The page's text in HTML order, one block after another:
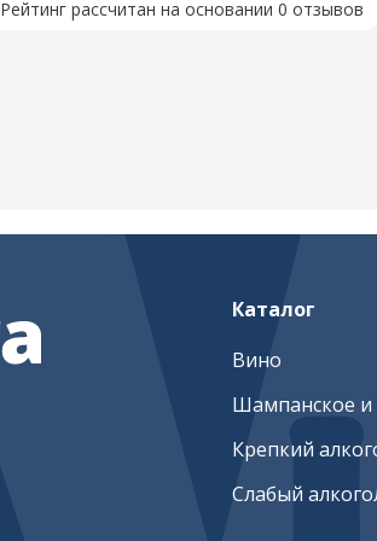
Рейтинг рассчитан на основании 0 отзывов
Каталог
Вино
Шампанское и
Крепкий
Слабый